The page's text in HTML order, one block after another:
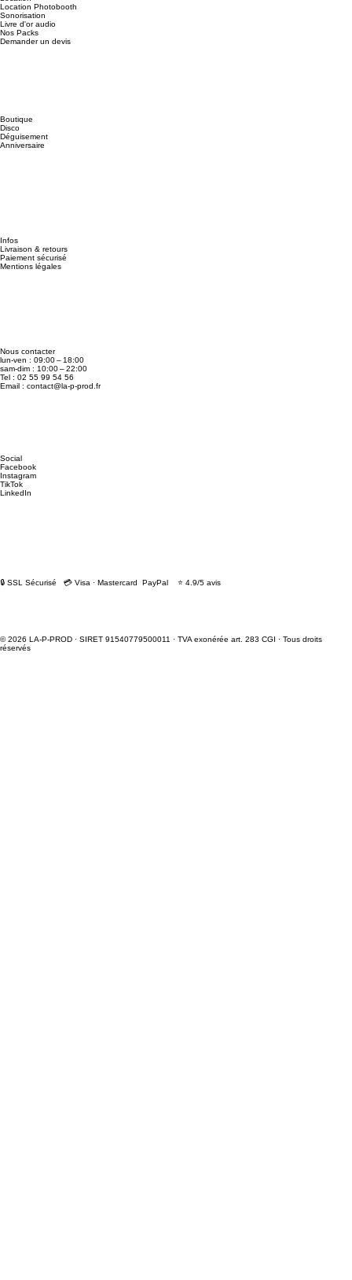
Boutique
Disco
Déguisement
Anniversaire
Location Photobooth
Sonorisation
Livre d'or audio
Nos Packs
Demander un devis
Social
Facebook
Instagram
TikTok
LinkedIn
Infos
Livraison & retours
Paiement sécurisé
Mentions légales
Nous contacter
lun-ven : 09:00 – 18:00
sam-dim : 10:00 – 22:00
Tel : 02 55 99 54 56
Email : contact@la-p-prod.fr
© 2026 LA-P-PROD · SIRET 91540779500011 · TVA exonérée art. 283 CGI · Tous droits
réservés
🔒 SSL Sécurisé 💳 Visa · Mastercard PayPal ⭐ 4.9/5 avis